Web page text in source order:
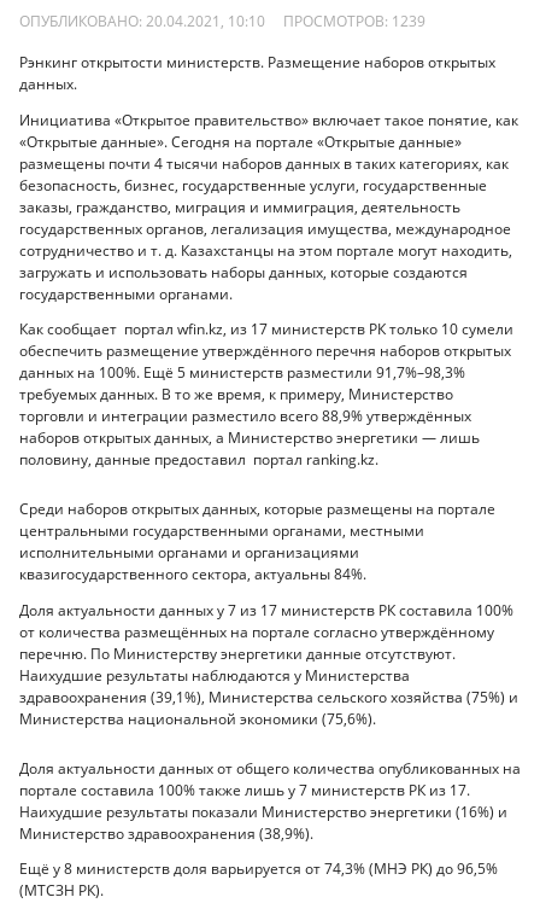
ОПУБЛИКОВАНО: 20.04.2021, 10:10 ПРОСМОТРОВ: 1239
Рэнкинг открытости министерств. Размещение наборов открытых
данных.
Инициатива «Открытое правительство» включает такое понятие, как
«Открытые данные». Сегодня на портале «Открытые данные»
размещены почти 4 тысячи наборов данных в таких категориях, как
безопасность, бизнес, государственные услуги, государственные
заказы, гражданство, миграция и иммиграция, деятельность
государственных органов, легализация имущества, международное
сотрудничество и т. д. Казахстанцы на этом портале могут находить,
загружать и использовать наборы данных, которые создаются
государственными органами.
Как сообщает портал wfin.kz, из 17 министерств РК только 10 сумели
обеспечить размещение утверждённого перечня наборов открытых
данных на 100%. Ещё 5 министерств разместили 91,7%–98,3%
требуемых данных. В то же время, к примеру, Министерство
торговли и интеграции разместило всего 88,9% утверждённых
наборов открытых данных, а Министерство энергетики — лишь
половину, данные предоставил портал ranking.kz.
Среди наборов открытых данных, которые размещены на портале
центральными государственными органами, местными
исполнительными органами и организациями
квазигосударственного сектора, актуальны 84%.
Доля актуальности данных у 7 из 17 министерств РК составила 100%
от количества размещённых на портале согласно утверждённому
перечню. По Министерству энергетики данные отсутствуют.
Наихудшие результаты наблюдаются у Министерства
здравоохранения (39,1%), Министерства сельского хозяйства (75%) и
Министерства национальной экономики (75,6%).
Доля актуальности данных от общего количества опубликованных на
портале составила 100% также лишь у 7 министерств РК из 17.
Наихудшие результаты показали Министерство энергетики (16%) и
Министерство здравоохранения (38,9%).
Ещё у 8 министерств доля варьируется от 74,3% (МНЭ РК) до 96,5%
(МТСЗН РК).